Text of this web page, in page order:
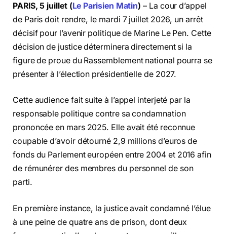
PARIS, 5 juillet (Le Parisien Matin) – La cour d’appel
de Paris doit rendre, le mardi 7 juillet 2026, un arrêt
décisif pour l’avenir politique de Marine Le Pen. Cette
décision de justice déterminera directement si la
figure de proue du Rassemblement national pourra se
présenter à l’élection présidentielle de 2027.
Cette audience fait suite à l’appel interjeté par la
responsable politique contre sa condamnation
prononcée en mars 2025. Elle avait été reconnue
coupable d’avoir détourné 2,9 millions d’euros de
fonds du Parlement européen entre 2004 et 2016 afin
de rémunérer des membres du personnel de son
parti.
En première instance, la justice avait condamné l’élue
à une peine de quatre ans de prison, dont deux